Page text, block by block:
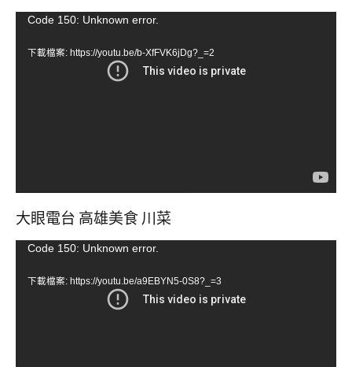
視Code 150: Unknown error.
下載檔案: https://youtu.be/b-XfFVK6jDg?_=2
大眼電台 高雄美食 川菜
視Code 150: Unknown error.
下載檔案: https://youtu.be/a9EBYN5-0S8?_=3